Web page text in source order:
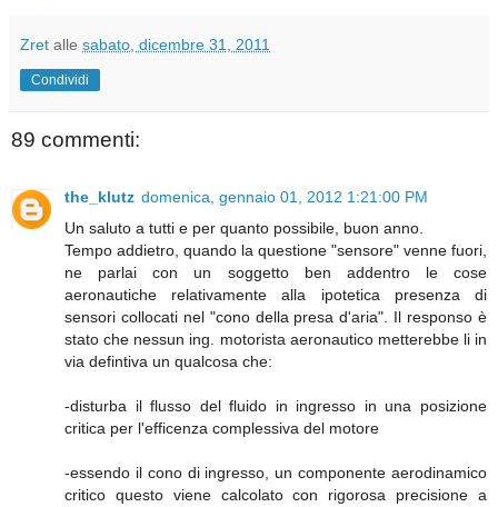
Zret alle sabato, dicembre 31, 2011
Condividi
89 commenti:
the_klutz domenica, gennaio 01, 2012 1:21:00 PM
Un saluto a tutti e per quanto possibile, buon anno.
Tempo addietro, quando la questione "sensore" venne fuori,
ne parlai con un soggetto ben addentro le cose
aeronautiche relativamente alla ipotetica presenza di
sensori collocati nel "cono della presa d'aria". Il responso è
stato che nessun ing. motorista aeronautico metterebbe li in
via defintiva un qualcosa che:
-disturba il flusso del fluido in ingresso in una posizione
critica per l'efficenza complessiva del motore
-essendo il cono di ingresso, un componente aerodinamico
critico questo viene calcolato con rigorosa precisione a